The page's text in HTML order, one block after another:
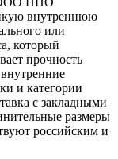
внутреннюю
или
который
прочность
и категории
с закладными
размеры
российским и